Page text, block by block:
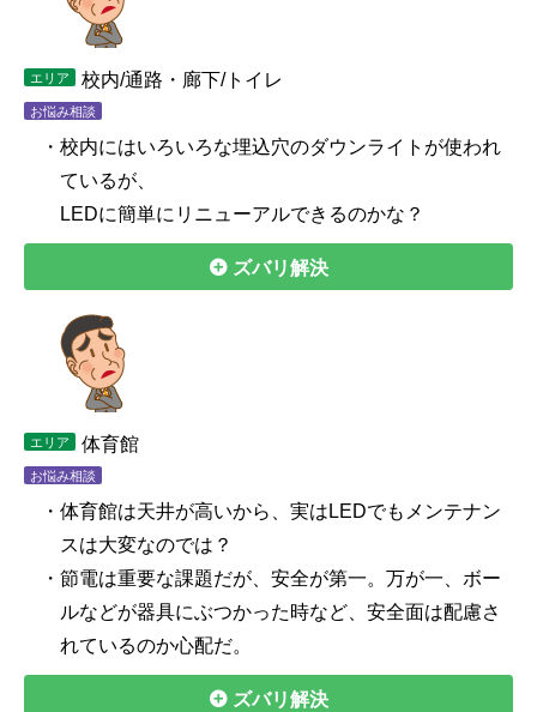
エリア 校内/通路・廊下/トイレ
お悩み相談
・校内にはいろいろな埋込穴のダウンライトが使われ
ているが、
LEDに簡単にリニューアルできるのかな？
ズバリ解決
エリア 体育館
お悩み相談
・体育館は天井が高いから、実はLEDでもメンテナン
スは大変なのでは？
・節電は重要な課題だが、安全が第一。万が一、ボー
ルなどが器具にぶつかった時など、安全面は配慮さ
れているのか心配だ。
ズバリ解決